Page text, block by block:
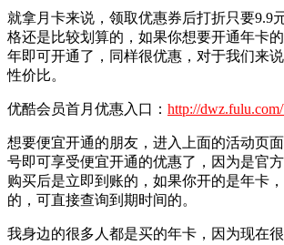
就拿月卡来说，领取优惠券后打折只要9.9
格还是比较划算的，如果你想要开通年卡
年即可开通了，同样很优惠，对于我们来
性价比。
优酷会员首月优惠入口： http://
想要便宜开通的朋友，进入上面的活动页
号即可享受便宜开通的优惠了，因为是官
购买后是立即到账的，如果你开的是年卡
的，可直接查询到期时间的。
我身边的很多人都是买的年卡，因为现在